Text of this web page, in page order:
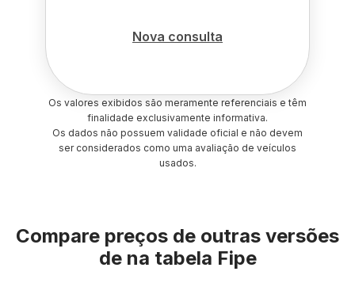
Nova consulta
Os valores exibidos são meramente referenciais e têm
finalidade exclusivamente informativa.
Os dados não possuem validade oficial e não devem
ser considerados como uma avaliação de veículos
usados.
Compare preços de outras versões
de na tabela Fipe